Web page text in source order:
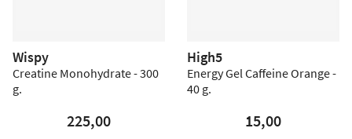
Wispy
Creatine Monohydrate - 300
g.
225,00
High5
Energy Gel Caffeine Orange -
40 g.
15,00